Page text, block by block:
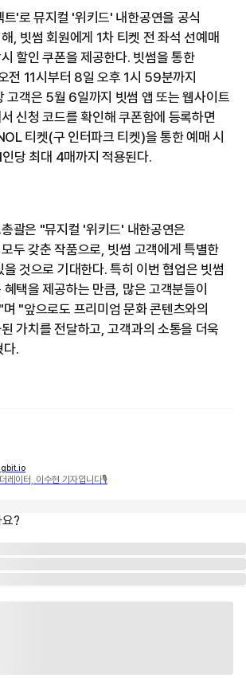
'로 뮤지컬 '위키드' 내한공연을 공식
, 빗썸 회원에게 1차 티켓 전 좌석 선예매
할인 쿠폰을 제공한다. 빗썸을 통한
전 11시부터 8일 오후 1시 59분까지
고객은 5월 6일까지 빗썸 앱 또는 웹사이트
신청 코드를 확인해 쿠폰함에 등록하면
티켓(구 인터파크 티켓)을 통한 예매 시
당 최대 4매까지 적용된다.
괄은 "뮤지컬 '위키드' 내한공연은
두 갖춘 작품으로, 빗썸 고객에게 특별한
것으로 기대한다. 특히 이번 협업은 빗썸
택을 제공하는 만큼, 많은 고객분들이
"앞으로도 프리미엄 문화 콘텐츠와의
가치를 전달하고, 고객과의 소통을 더욱
다.
레이터, 이수현 기자입니다🎙
?